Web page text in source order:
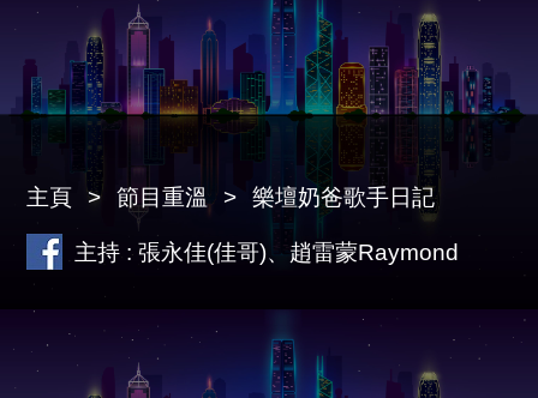
主頁 節目重溫 樂壇奶爸歌手日記
主持 : 張永佳(佳哥)、趙雷蒙Raymond